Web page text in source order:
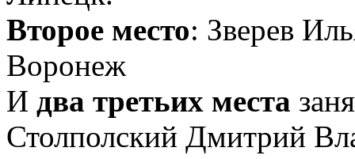
Второе место: Зверев
Воронеж
И два третьих места
Столполский Дмитрий